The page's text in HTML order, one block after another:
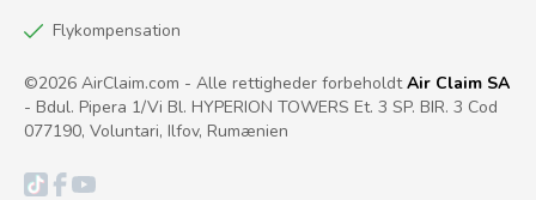
Flykompensation
©2026 AirClaim.com - Alle rettigheder forbeholdtAir Claim SA
- Bdul. Pipera 1/Vi Bl. HYPERION TOWERS Et. 3 SP. BIR. 3 Cod
077190, Voluntari, Ilfov, Rumænien